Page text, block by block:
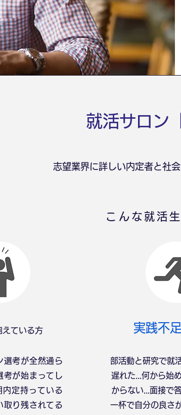
就活サロン
志望業界に詳しい内定者と社
こんな就活
えている方
選考が全然通ら
考が始まってし
内定持っている
取り残されてる
実践不
部活動と研究で就
遅れた...何から始
からない...​面接で
一杯で自分の良さ